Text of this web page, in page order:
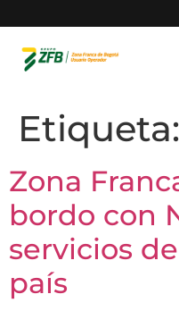
Etiqueta:
Zona
bordo con
servicios
país